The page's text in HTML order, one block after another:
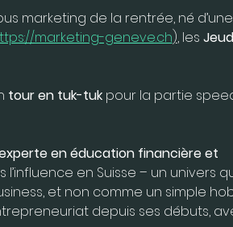
marketing de la rentrée, né d’une
marketing-geneve.ch), les
tour en tuk-tuk pour la partie
en éducation financière et
en Suisse – un univers
et non comme un simple
depuis ses débuts,